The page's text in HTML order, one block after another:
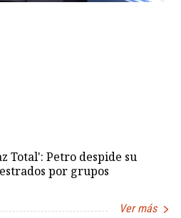
Total': Petro despide su
por grupos
Ver más